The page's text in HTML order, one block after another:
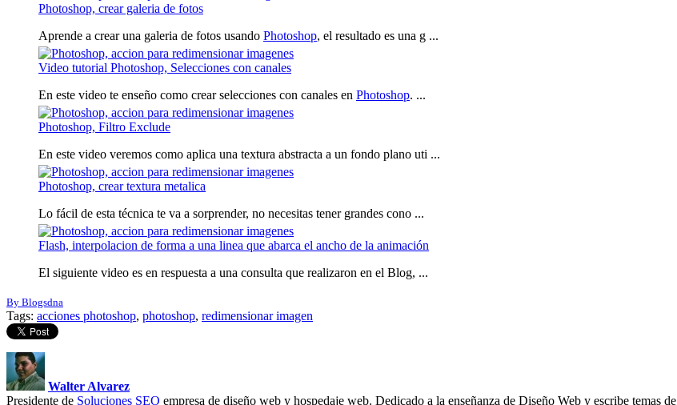
Photoshop, crear galeria de fotos
Aprende a crear una galeria de fotos usando Photoshop, el resultado es una g ...
Video tutorial Photoshop, Selecciones con canales
En este video te enseño como crear selecciones con canales en Photoshop. ...
Photoshop, Filtro Exclude
En este video veremos como aplica una textura abstracta a un fondo plano uti ...
Photoshop, crear textura metalica
Lo fácil de esta técnica te va a sorprender, no necesitas tener grandes cono ...
Flash, interpolacion de forma a una linea que abarca el ancho de la animación
El siguiente video es en respuesta a una consulta que realizaron en el Blog, ...
By Blogsdna
Tags: acciones photoshop, photoshop, redimensionar imagen
Walter Alvarez
Presidente de Soluciones SEO empresa de diseño web y hospedaje web. Dedicado a la enseñanza de Diseño Web y escribe temas de